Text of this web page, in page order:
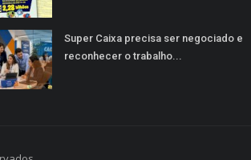
Super Caixa precisa ser negociado e
reconhecer o trabalho...